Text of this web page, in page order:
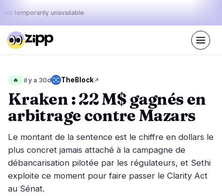
temporarily unavailable.
Le pouls
d'aujourd'hui
:
bearish
Actualités
Dernières nouvelles 66
Nouvelles de dernière minute 36
Histoires en vedette 0
Marchés
Action des Prix
Analyse de Marché 12
ETF 1
🔥 il y a 30d TheBlock
Kraken : 22 M$ gagnés en
arbitrage contre Mazars
Le montant de la sentence est le chiffre en dollars le
plus concret jamais attaché à la campagne de
débancarisation pilotée par les régulateurs, et Sethi
exploite ce moment pour faire passer le Clarity Act
au Sénat.